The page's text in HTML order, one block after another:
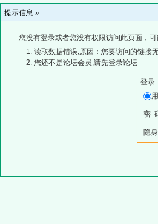
提示信息 »
您没有登录或者您没有权限访问此页面，
读取数据错误,原因：您要访问的链接
您还不是论坛会员,请先登录论坛
登录
密
隐